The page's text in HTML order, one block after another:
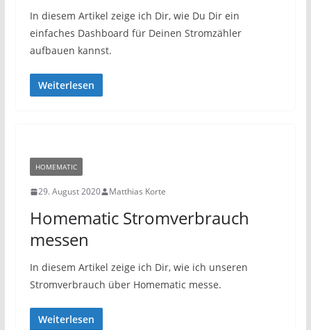
In diesem Artikel zeige ich Dir, wie Du Dir ein
einfaches Dashboard für Deinen Stromzähler
aufbauen kannst.
Weiterlesen
HOMEMATIC
29. August 2020 Matthias Korte
Homematic Stromverbrauch
messen
In diesem Artikel zeige ich Dir, wie ich unseren
Stromverbrauch über Homematic messe.
Weiterlesen